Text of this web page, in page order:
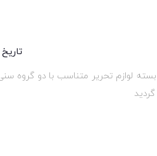
تاریخ : 1402/
به لطف خدا و مشارکت شما خیرین عزیز تعداد 50 بسته لوازم تحریر